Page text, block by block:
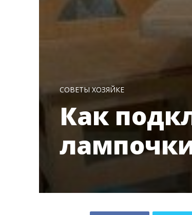
СОВЕТЫ ХОЗЯЙКЕ
Как